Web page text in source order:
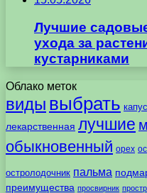
Лучшие
ухода за
кустарниками
Облако меток
виды выбрать
лекарственная лучшие
обыкновенный орех
остролодочник пальма
преимущества просвирник